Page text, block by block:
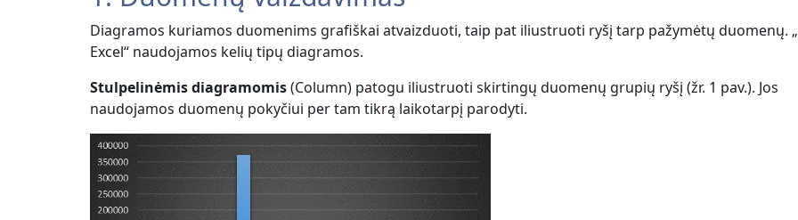
Diagramos kuriamos duomenims grafiškai atvaizduoti, taip pat iliustruoti ryšį tarp pažymėtų duomenų.
Excel“ naudojamos kelių tipų diagramos.
Stulpelinėmis diagramomis(Column) patogu iliustruoti skirtingų duomenų grupių ryšį (žr. 1 pav.). Jos
naudojamos duomenų pokyčiui per tam tikrą laikotarpį parodyti.